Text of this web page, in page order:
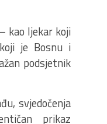
kao ljekar koji
je Bosnu i
podsjetnik
svjedočenja
prikaz